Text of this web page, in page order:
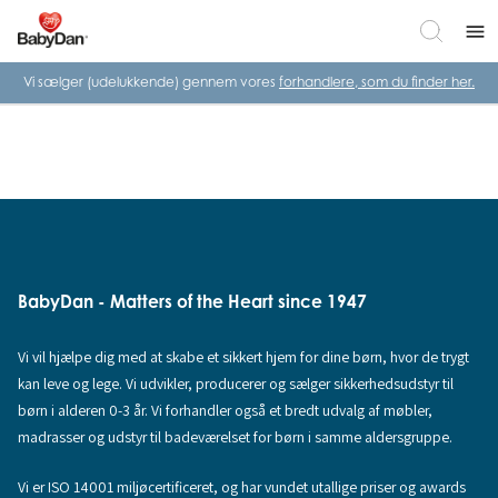
menu
Vi sælger (udelukkende) gennem vores forhandlere, som du finder her.
BabyDan - Matters of the Heart since 1947
Vi vil hjælpe dig med at skabe et sikkert hjem for dine børn, hvor de trygt
kan leve og lege. Vi udvikler, producerer og sælger sikkerhedsudstyr til
børn i alderen 0-3 år. Vi forhandler også et bredt udvalg af møbler,
madrasser og udstyr til badeværelset for børn i samme aldersgruppe.
Vi er ISO 14001 miljøcertificeret, og har vundet utallige priser og awards